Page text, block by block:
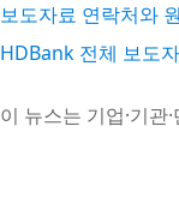
보도자료 연락처와
HDBank 전체 보도
이 뉴스는 기업·기